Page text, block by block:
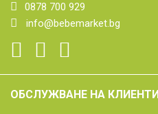
0878 700 929
info@bebemarket.bg
ОБСЛУЖВАНЕ НА КЛИЕНТИ